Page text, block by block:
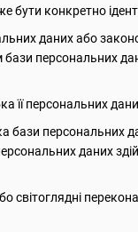
бути конкретно
даних або
персональних
її персональних
бази персональних
даних
світоглядні